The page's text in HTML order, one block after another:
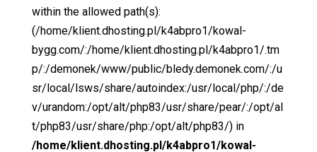
within the allowed path(s):
(/home/klient.dhosting.pl/k4abpro1/kowal-
bygg.com/:/home/klient.dhosting.pl/k4abpro1/.tm
p/:/demonek/www/public/bledy.demonek.com/:/u
sr/local/lsws/share/autoindex:/usr/local/php/:/de
v/urandom:/opt/alt/php83/usr/share/pear/:/opt/al
t/php83/usr/share/php:/opt/alt/php83/) in
/home/klient.dhosting.pl/k4abpro1/kowal-